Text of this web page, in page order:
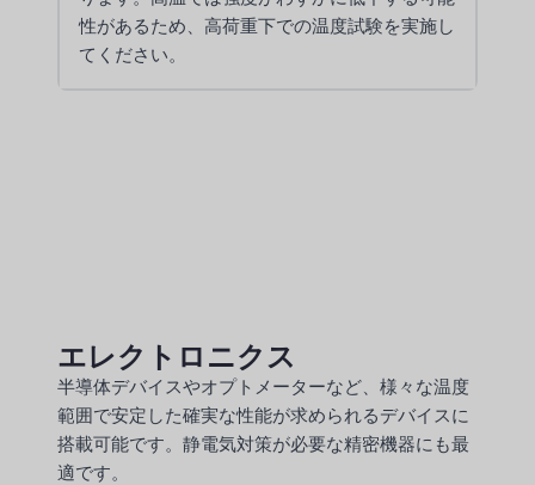
性があるため、高荷重下での温度試験を実施し
てください。
エレクトロニクス
半導体デバイスやオプトメーターなど、様々な温度
範囲で安定した確実な性能が求められるデバイスに
搭載可能です。静電気対策が必要な精密機器にも最
適です。